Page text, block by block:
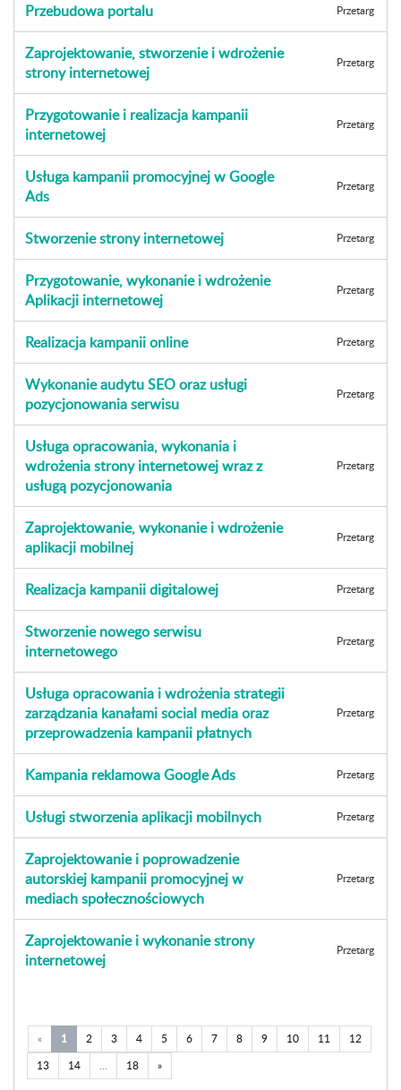
Przebudowa portalu Przetarg
Zaprojektowanie, stworzenie i wdrożenie
strony internetowej
Przetarg
Przygotowanie i realizacja kampanii
internetowej
Przetarg
Usługa kampanii promocyjnej w Google
Ads
Przetarg
Stworzenie strony internetowej Przetarg
Przygotowanie, wykonanie i wdrożenie
Aplikacji internetowej
Przetarg
Realizacja kampanii online Przetarg
Wykonanie audytu SEO oraz usługi
pozycjonowania serwisu
Przetarg
Usługa opracowania, wykonania i
wdrożenia strony internetowej wraz z
usługą pozycjonowania
Przetarg
Zaprojektowanie, wykonanie i wdrożenie
aplikacji mobilnej
Przetarg
Realizacja kampanii digitalowej Przetarg
Stworzenie nowego serwisu
internetowego
Przetarg
Usługa opracowania i wdrożenia strategii
zarządzania kanałami social media oraz
przeprowadzenia kampanii płatnych
Przetarg
Kampania reklamowa Google Ads Przetarg
Usługi stworzenia aplikacji mobilnych Przetarg
Zaprojektowanie i poprowadzenie
autorskiej kampanii promocyjnej w
mediach społecznościowych
Przetarg
Zaprojektowanie i wykonanie strony
internetowej
Przetarg
« 1 2 3 4 5 6 7 8 9 10 11
12
13
14 ... 18 »